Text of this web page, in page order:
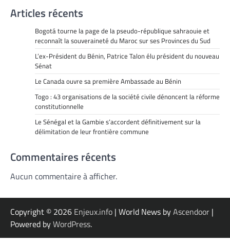
Articles récents
Bogotá tourne la page de la pseudo-république sahraouie et
reconnaît la souveraineté du Maroc sur ses Provinces du Sud
L’ex-Président du Bénin, Patrice Talon élu président du nouveau
Sénat
Le Canada ouvre sa première Ambassade au Bénin
Togo : 43 organisations de la société civile dénoncent la réforme
constitutionnelle
Le Sénégal et la Gambie s’accordent définitivement sur la
délimitation de leur frontière commune
Commentaires récents
Aucun commentaire à afficher.
Copyright © 2026 Enjeux.info | World News byAscendoor |
Powered byWordPress.